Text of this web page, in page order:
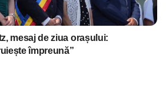
mesaj de ziua orașului:
împreună”